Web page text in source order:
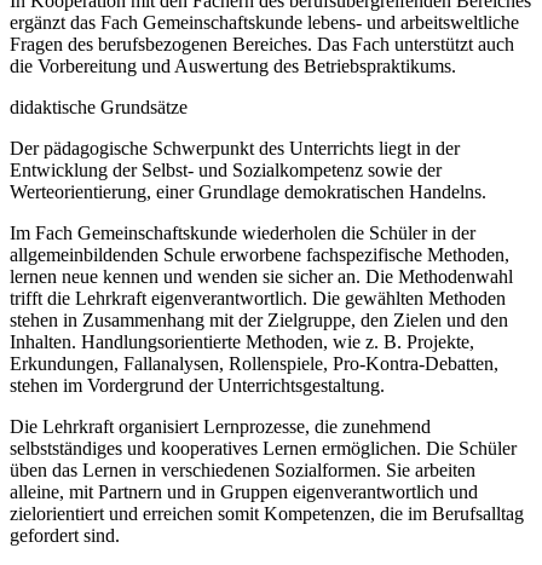
ergänzt das Fach Gemeinschaftskunde lebens- und arbeitsweltliche
Fragen des berufsbezogenen Bereiches. Das Fach unterstützt auch
die Vorbereitung und Auswertung des Betriebspraktikums.
didaktische Grundsätze
Der pädagogische Schwerpunkt des Unterrichts liegt in der
Entwicklung der Selbst- und Sozialkompetenz sowie der
Werteorientierung, einer Grundlage demokratischen Handelns.
Im Fach Gemeinschaftskunde wiederholen die Schüler in der
allgemeinbildenden Schule erworbene fachspezifische Methoden,
lernen neue kennen und wenden sie sicher an. Die Methodenwahl
trifft die Lehrkraft eigenverantwortlich. Die gewählten Methoden
stehen in Zusammenhang mit der Zielgruppe, den Zielen und den
Inhalten. Handlungsorientierte Methoden, wie z. B. Projekte,
Erkundungen, Fallanalysen, Rollenspiele, Pro-Kontra-Debatten,
stehen im Vordergrund der Unterrichtsgestaltung.
Die Lehrkraft organisiert Lernprozesse, die zunehmend
selbstständiges und kooperatives Lernen ermöglichen. Die Schüler
üben das Lernen in verschiedenen Sozialformen. Sie arbeiten
alleine, mit Partnern und in Gruppen eigenverantwortlich und
zielorientiert und erreichen somit Kompetenzen, die im Berufsalltag
gefordert sind.